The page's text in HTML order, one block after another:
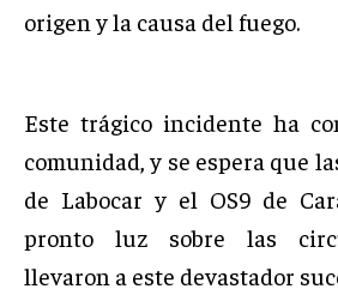
origen y la causa del fuego.
Este trágico incidente ha
comunidad, y se espera que
de Labocar y el OS9 de
pronto luz sobre las
llevaron a este devastador